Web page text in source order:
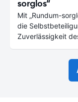
sorglos“
Mit „Rundum-
die
Zuverlässigkeit